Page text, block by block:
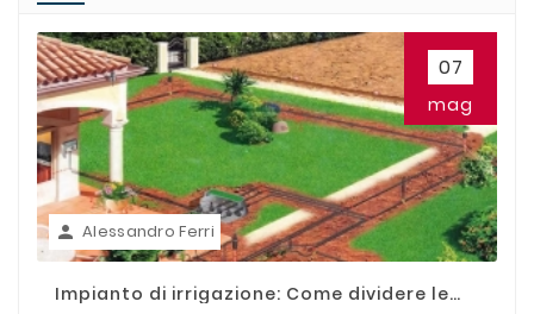
07
mag
 Alessandro Ferri
Impianto di irrigazione: Come dividere le